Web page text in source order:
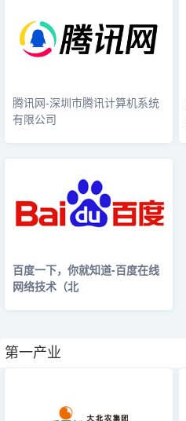
腾讯网-深圳市腾讯计算机系统
有限公司
百度一下，你就知道-百度在线
网络技术（北
第一产业